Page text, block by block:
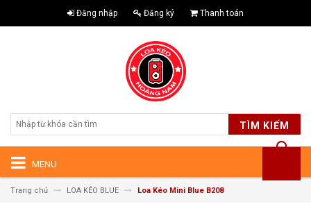
Đăng nhập Đăng ký Thanh toán
TÌM KIẾM
MENU
Trang chủ LOA KÉO BLUE Loa Kéo Mini Blue B208